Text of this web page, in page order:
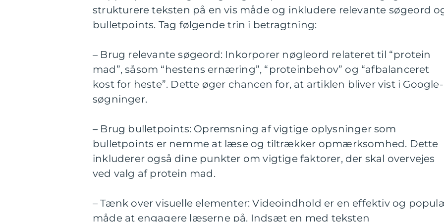
strukturere teksten på en vis måde og inkludere relevante søgeord
bulletpoints. Tag følgende trin i betragtning:
– Brug relevante søgeord: Inkorporer nøgleord relateret til “protein
mad”, såsom “hestens ernæring”, “proteinbehov” og “afbalanceret
kost for heste”. Dette øger chancen for, at artiklen bliver vist i Google-
søgninger.
– Brug bulletpoints: Opremsning af vigtige oplysninger som
bulletpoints er nemme at læse og tiltrækker opmærksomhed. Dette
inkluderer også dine punkter om vigtige faktorer, der skal overvejes
ved valg af protein mad.
– Tænk over visuelle elementer: Videoindhold er en effektiv og
måde at engagere læserne på. Indsæt en med teksten